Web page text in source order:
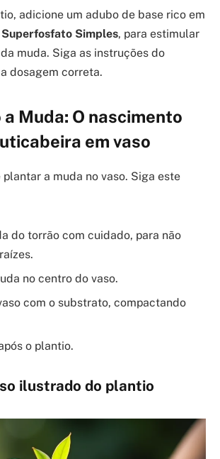
adicione um adubo de base rico em
Superfosfato Simples, para estimular
muda. Siga as instruções do
dosagem correta.
Muda: O nascimento
em vaso
a muda no vaso. Siga este
do torrão com cuidado, para não
no centro do vaso.
com o substrato, compactando
o plantio.
ilustrado do plantio